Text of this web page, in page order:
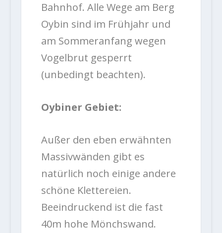
Bahnhof. Alle Wege am Berg
Oybin sind im Frühjahr und
am Sommeranfang wegen
Vogelbrut gesperrt
(unbedingt beachten).
Oybiner Gebiet:
Außer den eben erwähnten
Massivwänden gibt es
natürlich noch einige andere
schöne Klettereien.
Beeindruckend ist die fast
40m hohe Mönchswand.